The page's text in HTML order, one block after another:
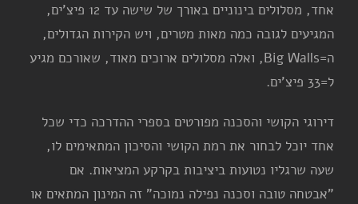
אחד, מסלולים בינוניים באורך של שישה עד 12 פיצ'ים,
המגיעים לגובה כמה מאות מטרים, ויש הקירות הגדולים,
ה=Big Walls, ואלה מסלולים ארוכים מאוד, שאורכם מגיע
ל=33 פיצ'ים.
דירוגי הקושי והסכנה מפורטים בספרי ההדרכה כדי שכל
אחד יוכל לבחור את רמת הקושי והסיכון המתאימים לו,
שעה שרגליו נטועות ביציבות בקרקע המציאות. אם
"אבטחה טובה וסכנה נפילה נמוכה" זה המינון המתאים או